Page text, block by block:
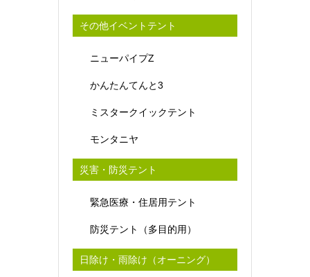
その他イベントテント
ニューパイプZ
かんたんてんと3
ミスタークイックテント
モンタニヤ
災害・防災テント
緊急医療・住居用テント
防災テント（多目的用）
日除け・雨除け（オーニング）